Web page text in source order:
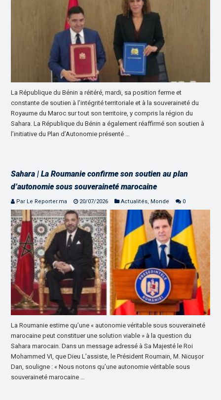
La République du Bénin a réitéré, mardi, sa position ferme et
constante de soutien à l’intégrité territoriale et à la souveraineté du
Royaume du Maroc sur tout son territoire, y compris la région du
Sahara. La République du Bénin a également réaffirmé son soutien à
l’initiative du Plan d’Autonomie présenté …
Sahara | La Roumanie confirme son soutien au plan
d’autonomie sous souveraineté marocaine
Par Le Reporter.ma 20/07/2026 Actualités Monde 0
La Roumanie estime qu’une « autonomie véritable sous souveraineté
marocaine peut constituer une solution viable » à la question du
Sahara marocain. Dans un message adressé à Sa Majesté le Roi
Mohammed VI, que Dieu L’assiste, le Président Roumain, M. Nicușor
Dan, souligne : « Nous notons qu’une autonomie véritable sous
souveraineté marocaine …